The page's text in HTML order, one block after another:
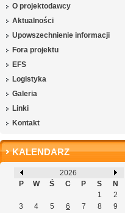
O projektodawcy
Aktualności
Upowszechnienie informacji
Fora projektu
EFS
Logistyka
Galeria
Linki
Kontakt
KALENDARZ
2026
P
W Ś C P S
N
1
2
3
4 5 6 7 8
9